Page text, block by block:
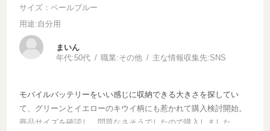
サイズ：ペールブルー
用途:自分用
まいん
年代:50代 職業:その他 主な情報収集先:SNS
モバイルバッテリーをいい感じに収納できる大きさを探してい
て、グリーンとイエローのキウイ柄にも惹かれて購入検討開始。
商品サイズを確認し、問題なさそうでしたので購入しました。